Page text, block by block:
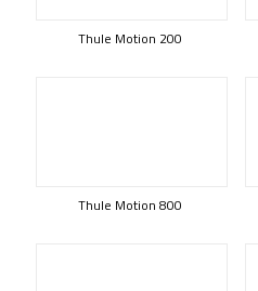
Thule Motion 200
Thule Motion 800